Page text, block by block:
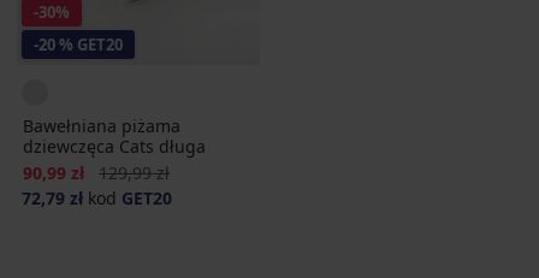
-30%
-20 % GET20
Bawełniana piżama
dziewczęca Cats długa
Zniżka
90,99 zł Pierwotna cena
129,99 zł
72,79 zł kod GET20